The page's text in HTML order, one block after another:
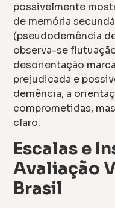
possivelmente
de memória
(pseudodemência
observa-se
desorientação
prejudicada e
demência, a
comprometidas,
claro.
Escalas e
Avaliação
Brasil